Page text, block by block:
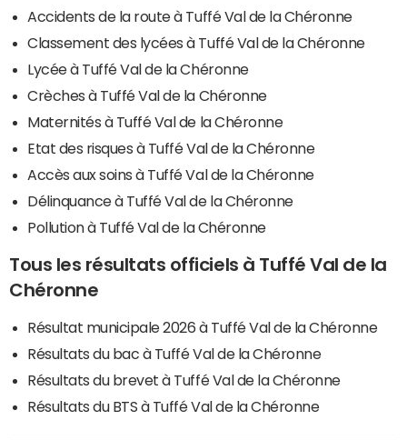
Accidents de la route à Tuffé Val de la Chéronne
Classement des lycées à Tuffé Val de la Chéronne
Lycée à Tuffé Val de la Chéronne
Crèches à Tuffé Val de la Chéronne
Maternités à Tuffé Val de la Chéronne
Etat des risques à Tuffé Val de la Chéronne
Accès aux soins à Tuffé Val de la Chéronne
Délinquance à Tuffé Val de la Chéronne
Pollution à Tuffé Val de la Chéronne
Tous les résultats officiels à Tuffé Val de la
Chéronne
Résultat municipale 2026 à Tuffé Val de la Chéronne
Résultats du bac à Tuffé Val de la Chéronne
Résultats du brevet à Tuffé Val de la Chéronne
Résultats du BTS à Tuffé Val de la Chéronne